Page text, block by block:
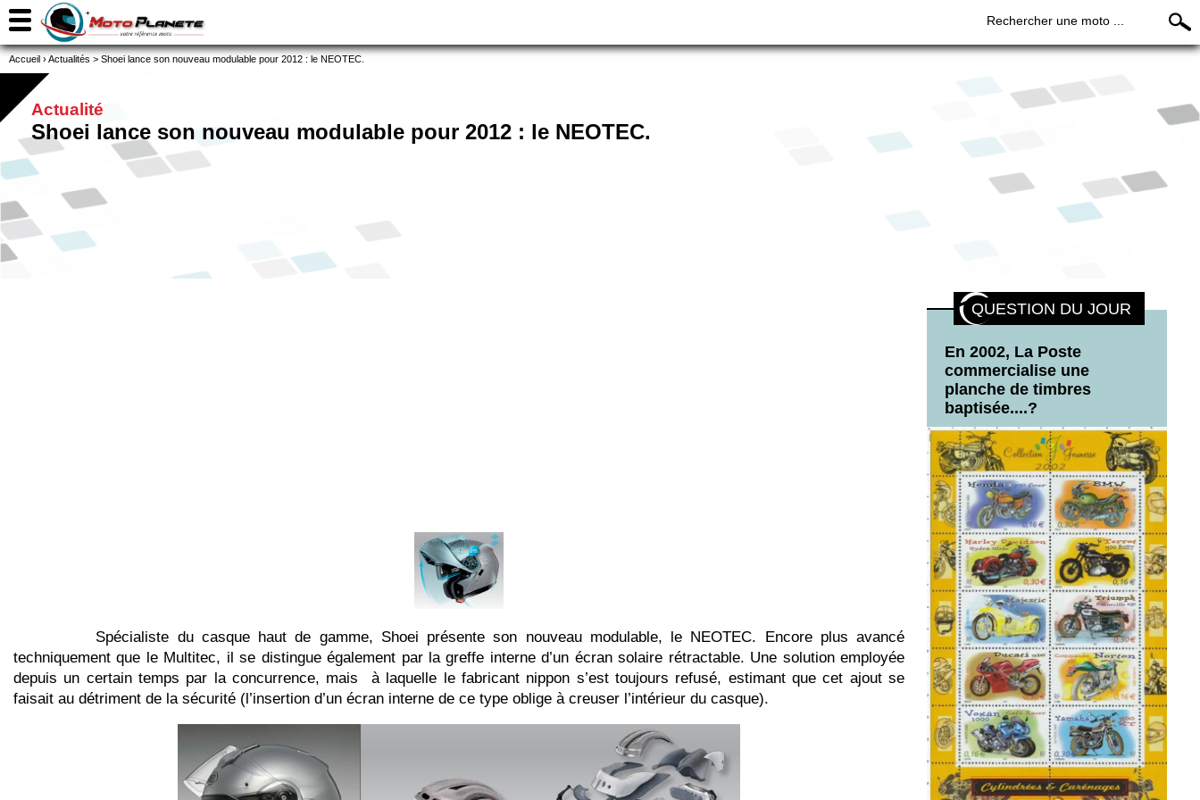
Rechercher une moto ...
Accueil ›Actualités > Shoei lance son nouveau modulable pour 2012 : le NEOTEC.
Actualité
Shoei lance son nouveau modulable pour 2012 : le NEOTEC.
Spécialiste du casque haut de gamme, Shoei présente son nouveau modulable, le NEOTEC. Encore plus avancé
techniquement que le Multitec, il se distingue également par la greffe interne d’un écran solaire rétractable. Une solution employée
depuis un certain temps par la concurrence, mais à laquelle le fabricant nippon s’est toujours refusé, estimant que cet ajout se
faisait au détriment de la sécurité (l’insertion d’un écran interne de ce type oblige à creuser l’intérieur du casque).
QUESTION DU JOUR
En 2002, La Poste
commercialise une
planche de timbres
baptisée....?